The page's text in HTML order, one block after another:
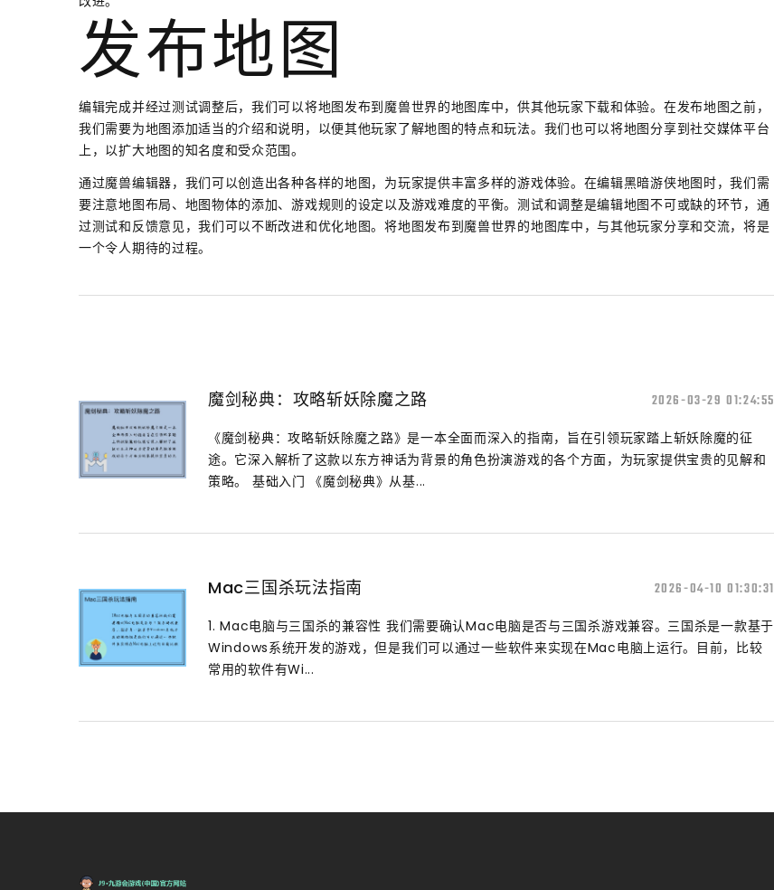
发布地图
编辑完成并经过测试调整后，我们可以将地图发布到魔兽世界的地图库中，供其他玩家下载和体验。在发布地图之前，
我们需要为地图添加适当的介绍和说明，以便其他玩家了解地图的特点和玩法。我们也可以将地图分享到社交媒体平台
上，以扩大地图的知名度和受众范围。
通过魔兽编辑器，我们可以创造出各种各样的地图，为玩家提供丰富多样的游戏体验。在编辑黑暗游侠地图时，我们需
要注意地图布局、地图物体的添加、游戏规则的设定以及游戏难度的平衡。测试和调整是编辑地图不可或缺的环节，通
过测试和反馈意见，我们可以不断改进和优化地图。将地图发布到魔兽世界的地图库中，与其他玩家分享和交流，将是
一个令人期待的过程。
魔剑秘典：攻略斩妖除魔之路 2026-03-29 01:24:55
《魔剑秘典：攻略斩妖除魔之路》是一本全面而深入的指南，旨在引领玩家踏上斩妖除魔的征
途。它深入解析了这款以东方神话为背景的角色扮演游戏的各个方面，为玩家提供宝贵的见解和
策略。 基础入门 《魔剑秘典》从基...
Mac三国杀玩法指南 2026-04-10 01:30:31
1. Mac电脑与三国杀的兼容性 我们需要确认Mac电脑是否与三国杀游戏兼容。三国杀是一款基于
Windows系统开发的游戏，但是我们可以通过一些软件来实现在Mac电脑上运行。目前，比较
常用的软件有Wi...